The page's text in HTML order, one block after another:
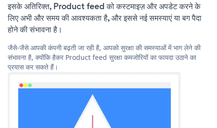
इसके अतिरिक्त, Product feed को कस्टमाइज़ और अपडेट करने के
लिए अभी और समय की आवश्यकता है, और इससे नई समस्याएं या बग पैदा
होने की संभावना है।
जैसे-जैसे आपकी कंपनी बढ़ती जा रही है, आपको सुरक्षा की समस्याओं में भाग लेने की
संभावना है, क्योंकि हैकर Product feed सुरक्षा कमजोरियों का फायदा उठाने का
प्रयास कर सकते हैं।